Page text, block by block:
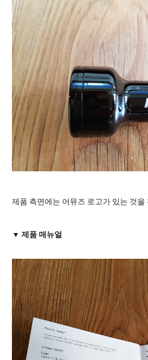
제품 측면에는 어뮤즈 로고가 있는 것을
▼ 제품 매뉴얼